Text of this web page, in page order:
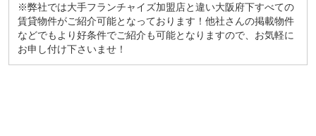
※弊社では大手フランチャイズ加盟店と違い大阪府下すべての
賃貸物件がご紹介可能となっております！他社さんの掲載物件
などでもより好条件でご紹介も可能となりますので、お気軽に
お申し付け下さいませ！